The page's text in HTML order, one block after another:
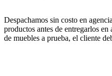
Despachamos sin costo en
productos antes de entregarlos
de muebles a prueba, el cliente